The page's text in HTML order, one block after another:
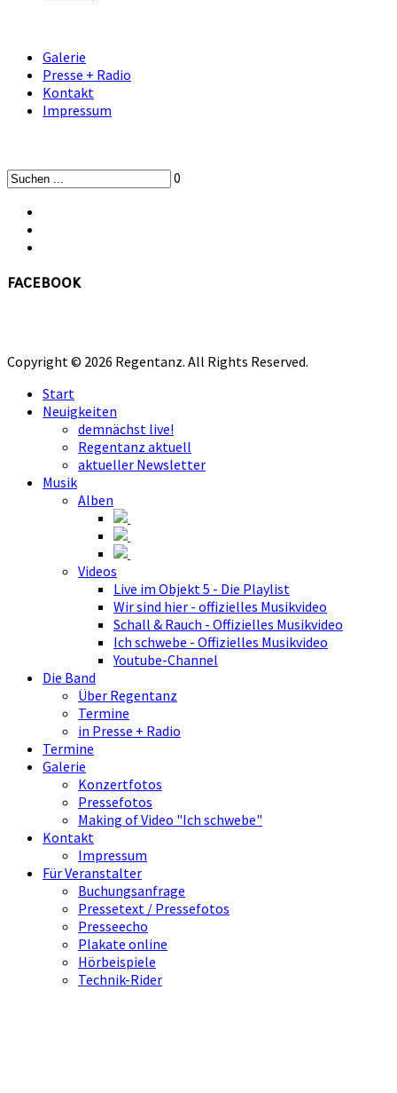
Galerie
Presse + Radio
Kontakt
Impressum
0
facebook
Copyright © 2026 Regentanz. All Rights Reserved.
Start
Neuigkeiten
demnächst live!
Regentanz aktuell
aktueller Newsletter
Musik
Alben
Videos
Live im Objekt 5 - Die Playlist
Wir sind hier - offizielles Musikvideo
Schall & Rauch - Offizielles Musikvideo
Ich schwebe - Offizielles Musikvideo
Youtube-Channel
Die Band
Über Regentanz
Termine
in Presse + Radio
Termine
Galerie
Konzertfotos
Pressefotos
Making of Video "Ich schwebe"
Kontakt
Impressum
Für Veranstalter
Buchungsanfrage
Pressetext / Pressefotos
Presseecho
Plakate online
Hörbeispiele
Technik-Rider